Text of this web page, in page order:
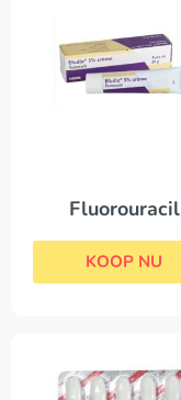
Fluorouracil
KOOP NU